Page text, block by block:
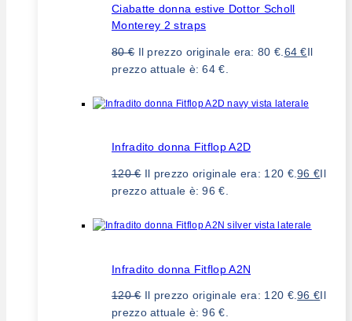
Ciabatte donna estive Dottor Scholl
Monterey 2 straps
80€ Il prezzo originale era: 80 €. 64€Il
prezzo attuale è: 64 €.
Infradito donna Fitflop A2D
120€ Il prezzo originale era: 120 €.96€Il
prezzo attuale è: 96 €.
Infradito donna Fitflop A2N
120€ Il prezzo originale era: 120 €.96€Il
prezzo attuale è: 96 €.